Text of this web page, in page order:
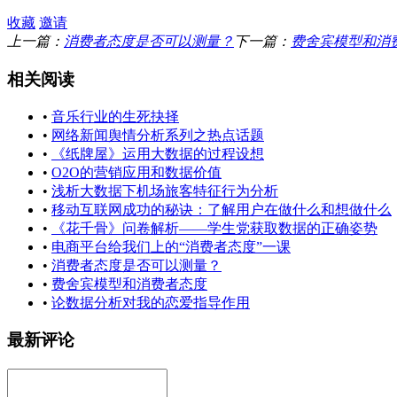
收藏 邀请
上一篇： 消费者态度是否可以测量？ 下一篇： 费舍宾模型和消
相关阅读
• 音乐行业的生死抉择
• 网络新闻舆情分析系列之热点话题
•
《纸牌屋》运用大数据的过程设想
• O2O的营销应用和数据价值
• 浅析大数据下机场旅客特征行为分析
• 移动互联网成功的秘诀：了解用户在做什么和想做什么
•
《花千骨》问卷解析——学生党获取数据的正确姿势
• 电商平台给我们上的“消费者态度”一课
• 消费者态度是否可以测量？
• 费舍宾模型和消费者态度
• 论数据分析对我的恋爱指导作用
最新评论